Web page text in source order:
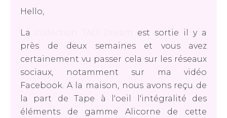
Hello,
La
est sortie il y a
près de deux semaines et vous avez
certainement vu passer cela sur les réseaux
sociaux, notamment sur ma vidéo
Facebook. A la maison, nous avons reçu de
la part de Tape à l'oeil l'intégralité des
éléments de gamme Alicorne de cette